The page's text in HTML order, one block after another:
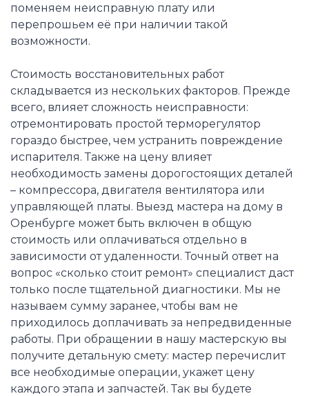
поменяем неисправную плату или
перепрошьем её при наличии такой
возможности.
Стоимость восстановительных работ
складывается из нескольких факторов. Прежде
всего, влияет сложность неисправности:
отремонтировать простой терморегулятор
гораздо быстрее, чем устранить повреждение
испарителя. Также на цену влияет
необходимость замены дорогостоящих деталей
– компрессора, двигателя вентилятора или
управляющей платы. Выезд мастера на дому в
Оренбурге может быть включен в общую
стоимость или оплачиваться отдельно в
зависимости от удаленности. Точный ответ на
вопрос «сколько стоит ремонт» специалист даст
только после тщательной диагностики. Мы не
называем сумму заранее, чтобы вам не
приходилось доплачивать за непредвиденные
работы. При обращении в нашу мастерскую вы
получите детальную смету: мастер перечислит
все необходимые операции, укажет цену
каждого этапа и запчастей. Так вы будете